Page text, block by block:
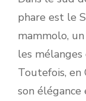
phare est le
mammolo,
les mélanges
Toutefois, en
son